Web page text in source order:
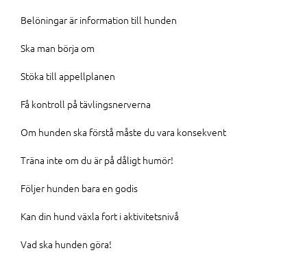
Belöningar är information till hunden
Ska man börja om
Stöka till appellplanen
Få kontroll på tävlingsnerverna
Om hunden ska förstå måste du vara konsekvent
Träna inte om du är på dåligt humör!
Följer hunden bara en godis
Kan din hund växla fort i aktivitetsnivå
Vad ska hunden göra!